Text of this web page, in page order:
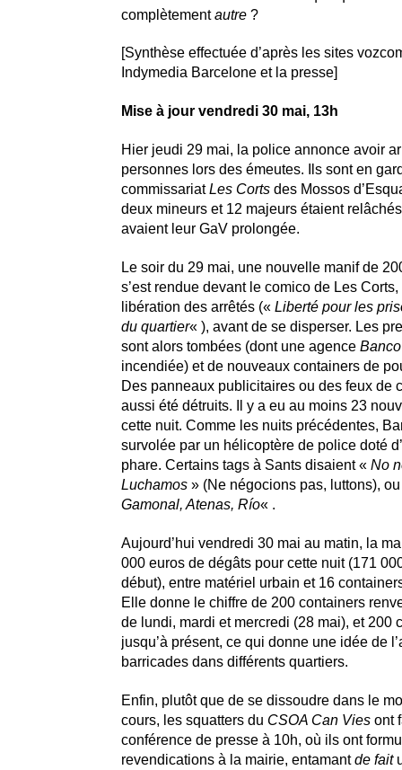
complètementautre?
[Synthèse effectuée d’après les sites
Indymedia Barcelone et la presse]
Mise à jour vendredi 30 mai, 13h
Hier jeudi 29 mai, la police annonce avoir
personnes lors des émeutes. Ils sont en
commissariatLes Cortsdes Mossos
deux mineurs et 12 majeurs étaient
avaient leur GaV prolongée.
Le soir du 29 mai, une nouvelle manif de
s’est rendue devant le comico de Les
libération des arrêtés (« Liberté pour les
du quartier« ), avant de se disperser. Les
sont alors tombées (dont une agence
incendiée) et de nouveaux containers de
Des panneaux publicitaires ou des feux de
aussi été détruits. Il y a eu au moins 23
cette nuit. Comme les nuits précédentes,
survolée par un hélicoptère de police doté
phare. Certains tags à Sants disaient « No
Luchamos» (Ne négocions pas, luttons),
Gamonal, Atenas, Río« .
Aujourd’hui vendredi 30 mai au matin, la
000 euros de dégâts pour cette nuit (171
début), entre matériel urbain et 16
Elle donne le chiffre de 200 containers
de lundi, mardi et mercredi (28 mai), et 200
jusqu’à présent, ce qui donne une idée de
barricades dans différents quartiers.
Enfin, plutôt que de se dissoudre dans le
cours, les squatters du CSOA Can Viesont
conférence de presse à 10h, où ils ont
revendications à la mairie, entamantde fait